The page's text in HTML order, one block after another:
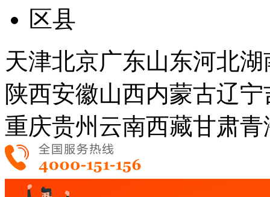
区县
天津北京广东山东河北湖
陕西安徽山西内蒙古辽宁
重庆贵州 云南西藏甘肃青